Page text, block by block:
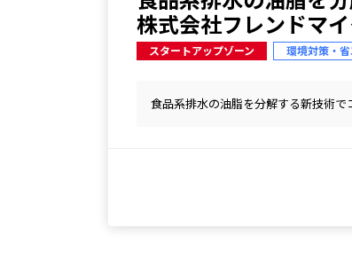
株式会社フレンドマ
スタートアップゾーン 環境対策・
食品系排水の油脂を分解する新技術